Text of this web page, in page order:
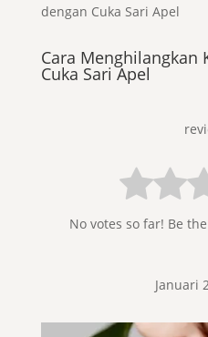
dengan Cuka Sari Apel
Cara Menghilangkan
Cuka Sari Apel
No votes so far! Be
Januari